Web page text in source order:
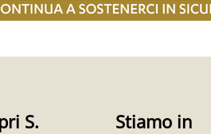
S. Stiamo in